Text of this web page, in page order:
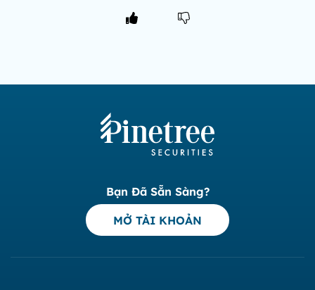
Bạn Đã Sẵn Sàng?
MỞ TÀI KHOẢN